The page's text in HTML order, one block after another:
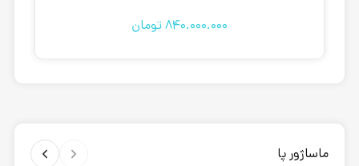
840.000.000تومان
ماساژور پا